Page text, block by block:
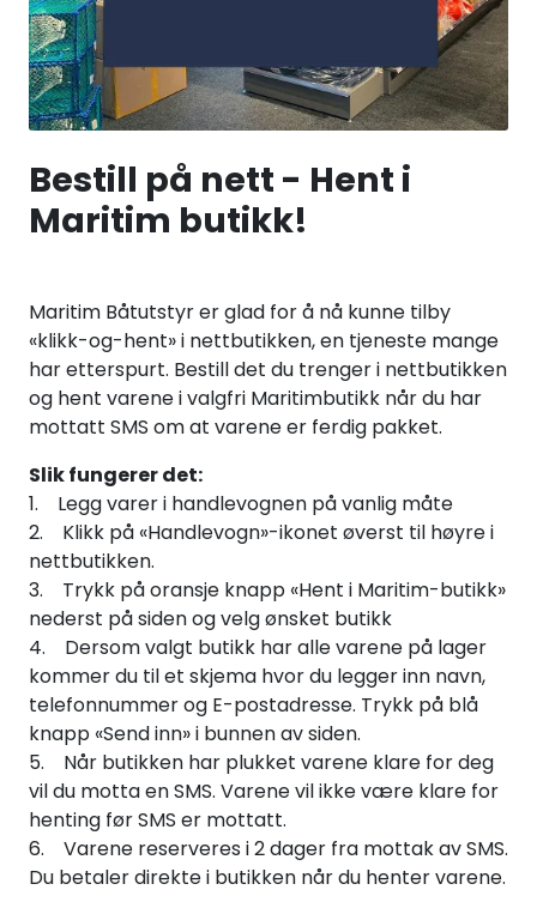
Bestill på nett - Hent i
Maritim butikk!
Maritim Båtutstyr er glad for å nå kunne tilby
«klikk-og-hent» i nettbutikken, en tjeneste mange
har etterspurt. Bestill det du trenger i nettbutikken
og hent varene i valgfri Maritimbutikk når du har
mottatt SMS om at varene er ferdig pakket.
Slik fungerer det:
1. Legg varer i handlevognen på vanlig måte
2. Klikk på «Handlevogn»-ikonet øverst til høyre i
nettbutikken.
3. Trykk på oransje knapp «Hent i Maritim-butikk»
nederst på siden og velg ønsket butikk
4. Dersom valgt butikk har alle varene på lager
kommer du til et skjema hvor du legger inn navn,
telefonnummer og E-postadresse. Trykk på blå
knapp «Send inn» i bunnen av siden.
5. Når butikken har plukket varene klare for deg
vil du motta en SMS. Varene vil ikke være klare for
henting før SMS er mottatt.
6. Varene reserveres i 2 dager fra mottak av SMS.
Du betaler direkte i butikken når du henter varene.
Fritid/Sikkerhet
Seil
Kampanje